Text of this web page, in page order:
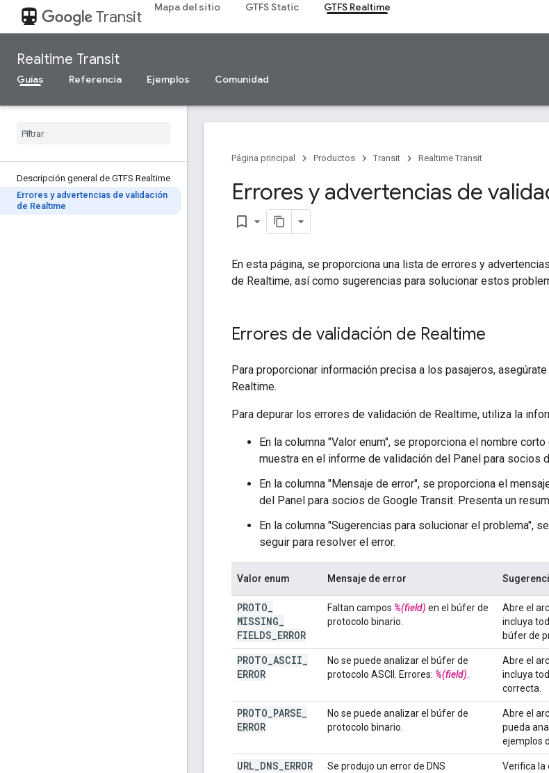
directions_transit Transit
Mapa del sitio GTFS Static GTFS Realtime
Realtime Transit
Guías Referencia Ejemplos Comunidad
Descripción general de GTFS Realtime
Errores y advertencias de validación
de Realtime
Página principal Productos Transit Realtime Transit
Errores y advertencias de
bookmark_border
En esta página, se proporciona una lista de errores y
de Realtime, así como sugerencias para solucionar estos
Errores de validación de Realtime
Para proporcionar información precisa a los pasajeros,
Realtime.
Para depurar los errores de validación de Realtime, utiliza la
En la columna "Valor enum", se proporciona el nombre
muestra en el informe de validación del Panel para socios
En la columna "Mensaje de error", se proporciona el
del Panel para socios de Google Transit. Presenta un
En la columna "Sugerencias para solucionar el problema",
seguir para resolver el error.
Valor enum Mensaje de error
PROTO
MISSING
FIELDS ERROR
Faltan campos %(field) en el búfer de
protocolo binario.
Abre el
incluya
búfer de
PROTO ASCII
ERROR
No se puede analizar el búfer de
protocolo ASCII. Errores: %(field)
Abre el
incluya
correcta.
PROTO PARSE
ERROR
No se puede analizar el búfer de
protocolo binario.
Abre el
pueda
ejemplos
URL DNS ERROR
Se produjo un error de DNS
Verifica la